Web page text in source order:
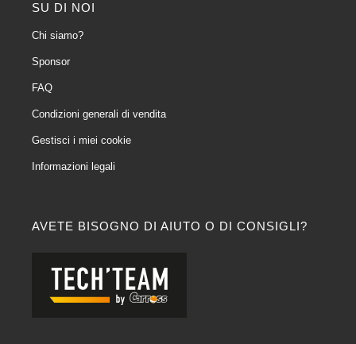
AVETE BISOGNO DI AIUTO O DI CONSIGLI?
SU DI NOI
Chi siamo?
Sponsor
FAQ
Condizioni generali di vendita
Gestisci i miei cookie
Informazioni legali